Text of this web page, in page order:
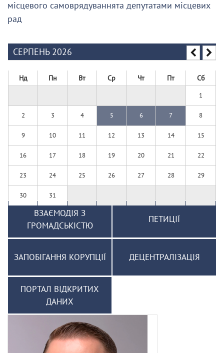
місцевого самоврядуваннята депутатами місцевих
рад
СЕРПЕНЬ 2026
Нд Пн Вт Ср Чт Пт Сб
1
2 3 4 5 6 7 8
9 10 11 12 13 14 15
16 17 18 19 20 21 22
23 24 25 26 27 28 29
30 31
ВЗАЄМОДІЯ З
ГРОМАДСЬКІСТЮ
ПЕТИЦІЇ
ЗАПОБІГАННЯ КОРУПЦІЇ ДЕЦЕНТРАЛІЗАЦІЯ
ПОРТАЛ ВІДКРИТИХ
ДАНИХ